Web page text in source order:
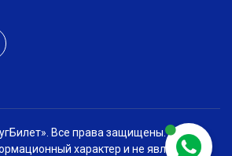
Все права защищены.
характер и не является